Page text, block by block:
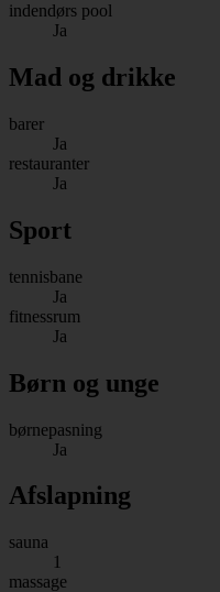
indendørs pool
Ja
Mad og drikke
barer
Ja
restauranter
Ja
Sport
tennisbane
Ja
fitnessrum
Ja
Børn og unge
børnepasning
Ja
Afslapning
sauna
1
massage